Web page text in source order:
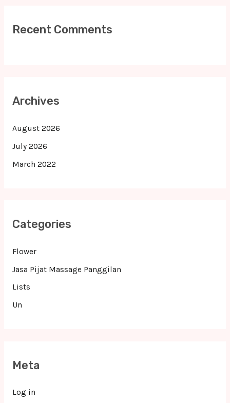
Recent Comments
Archives
August 2026
July 2026
March 2022
Categories
Flower
Jasa Pijat Massage Panggilan
Lists
Un
Meta
Log in